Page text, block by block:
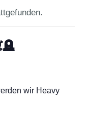
wir Heavy